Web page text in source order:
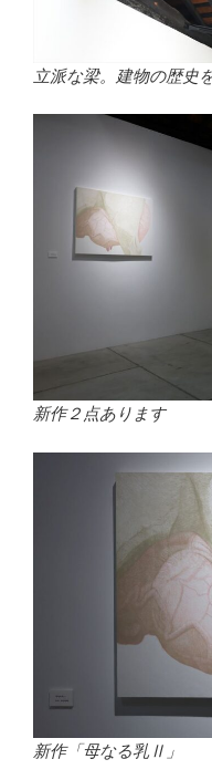
立派な梁。建物の歴史
新作２点あります
新作「母なる乳Ⅱ」